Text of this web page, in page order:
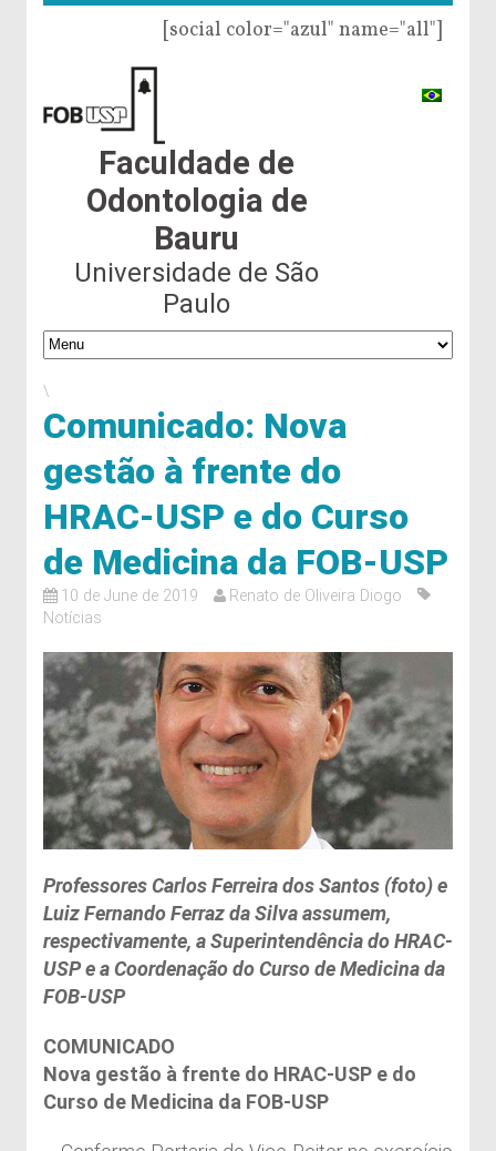
[social color="azul" name="all"]
Faculdade de
Odontologia de
Bauru
Universidade de São
Paulo
\
Comunicado: Nova
gestão à frente do
HRAC-USP e do Curso
de Medicina da FOB-USP
10 de June de 2019
Renato de Oliveira Diogo
Notícias
Professores Carlos Ferreira dos Santos (foto) e
Luiz Fernando Ferraz da Silva assumem,
respectivamente, a Superintendência do HRAC-
USP e a Coordenação do Curso de Medicina da
FOB-USP
COMUNICADO
Nova gestão à frente do HRAC-USP e do
Curso de Medicina da FOB-USP